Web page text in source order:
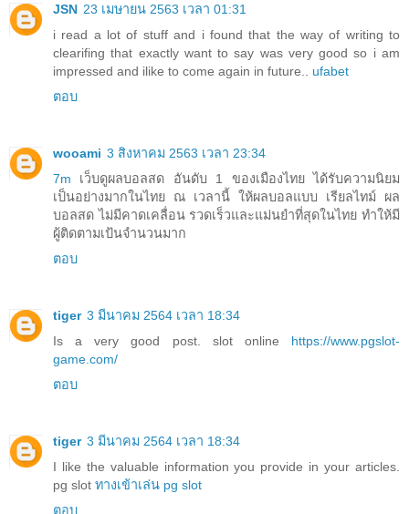
JSN 23 เมษายน 2563 เวลา 01:31
i read a lot of stuff and i found that the way of writing to
clearifing that exactly want to say was very good so i am
impressed and ilike to come again in future.. ufabet
ตอบ
wooami 3 สิงหาคม 2563 เวลา 23:34
7m เว็บดูผลบอลสด อันดับ 1 ของเมืองไทย ได้รับความนิยม
เป็นอย่างมากในไทย ณ เวลานี้ ให้ผลบอลแบบ เรียลไทม์ ผล
บอลสด ไม่มีคาดเคลื่อน รวดเร็วและแม่นยำที่สุดในไทย ทำให้มี
ผู้ติดตามเป้นจำนวนมาก
ตอบ
tiger 3 มีนาคม 2564 เวลา 18:34
Is a very good post. slot online https://www.pgslot-
game.com/
ตอบ
tiger 3 มีนาคม 2564 เวลา 18:34
I like the valuable information you provide in your articles.
pg slot ทางเข้าเล่น pg slot
ตอบ